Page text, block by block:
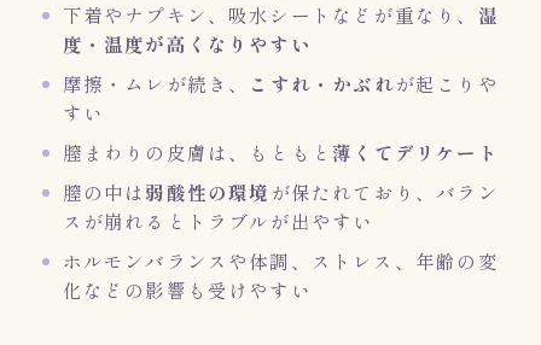
下着やナプキン、吸水シートなどが重なり、 湿
度・温度が高くなりやすい
摩擦・ムレが続き、
こすれ・かぶれが起こりや
すい
膣まわりの皮膚は、もともと薄くてデリケート
膣の中は弱酸性の環境 が保たれており、バラン
スが崩れるとトラブルが出やすい
ホルモンバランスや体調、ストレス、年齢の変
化などの影響も受けやすい